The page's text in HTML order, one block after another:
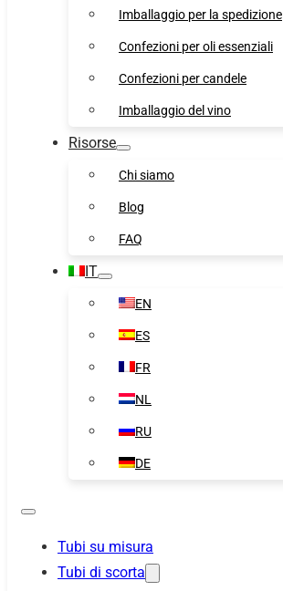
Imballaggio per la spedizione
Confezioni per oli essenziali
Confezioni per candele
Imballaggio del vino
Risorse
Chi siamo
Blog
FAQ
IT
EN
ES
FR
NL
RU
DE
Tubi su misura
Tubi di scorta